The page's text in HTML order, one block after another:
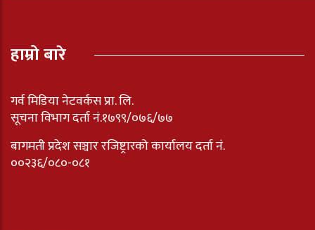
हाम्रो बारे
गर्व मिडिया नेटवर्कस प्रा. लि.
सूचना विभाग दर्ता नं.१७९९/०७६/७७
बागमती प्रदेश सञ्चार रजिष्ट्रारको कार्यालय दर्ता नंं.
००२३६/०८०-०८१